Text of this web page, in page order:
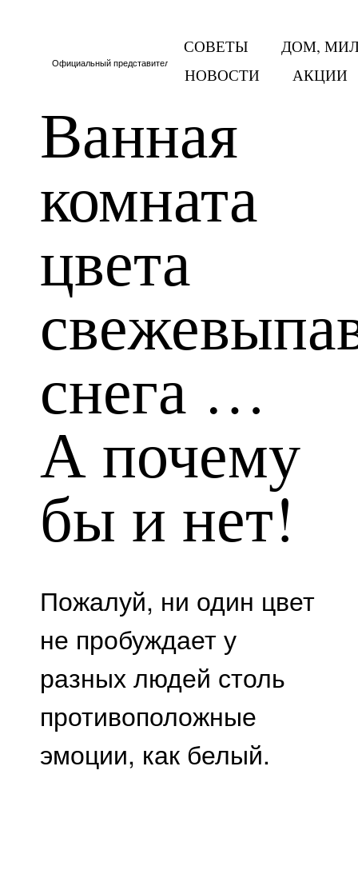
Официальный представитель Тритон в Москве и МО
СОВЕТЫ
ДОМ,
НОВОСТИ
АКЦИИ
Ванная
комната
цвета
снега …
А почему
бы и нет!
Пожалуй, ни один цвет
не пробуждает у
разных людей столь
противоположные
эмоции, как белый.